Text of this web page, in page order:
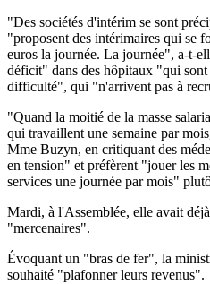
"Des sociétés d'intérim se sont
"proposent des intérimaires qui se
euros la journée. La journée", a-t-
déficit" dans des hôpitaux "qui
difficulté", qui "n'arrivent pas à
"Quand la moitié de la masse
qui travaillent une semaine par
Mme Buzyn, en critiquant des
en tension" et préfèrent "jouer les
services une journée par mois"
Mardi, à l'Assemblée, elle avait
"mercenaires".
Évoquant un "bras de fer", la
souhaité "plafonner leurs revenus".